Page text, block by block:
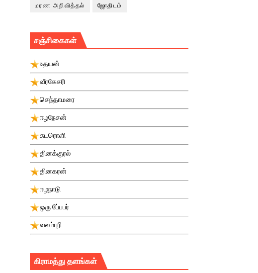
மரண அறிவித்தல் ஜோதிடம்
சஞ்சிகைகள்
உதயன்
வீரகேசரி
செந்தாமரை
ஈழநேசன்
சுடரொளி
தினக்குரல்
தினகரன்
ஈழநாடு
ஒரு பே்பபர்
வலம்புரி
கிராமத்து தளங்கள்